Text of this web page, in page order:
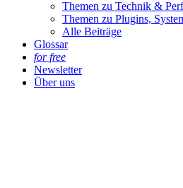
Themen zu Technik &
Themen zu Plugins,
Alle Beiträge
Glossar
for free
Newsletter
Über uns